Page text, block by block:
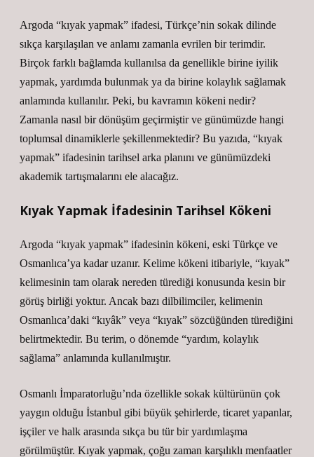
Argoda “kıyak yapmak” ifadesi, Türkçe’nin sokak dilinde
sıkça karşılaşılan ve anlamı zamanla evrilen bir terimdir.
Birçok farklı bağlamda kullanılsa da genellikle birine iyilik
yapmak, yardımda bulunmak ya da birine kolaylık sağlamak
anlamında kullanılır. Peki, bu kavramın kökeni nedir?
Zamanla nasıl bir dönüşüm geçirmiştir ve günümüzde hangi
toplumsal dinamiklerle şekillenmektedir? Bu yazıda, “kıyak
yapmak” ifadesinin tarihsel arka planını ve günümüzdeki
akademik tartışmalarını ele alacağız.
Kıyak Yapmak İfadesinin Tarihsel Kökeni
Argoda “kıyak yapmak” ifadesinin kökeni, eski Türkçe ve
Osmanlıca’ya kadar uzanır. Kelime kökeni itibariyle, “kıyak”
kelimesinin tam olarak nereden türediği konusunda kesin bir
görüş birliği yoktur. Ancak bazı dilbilimciler, kelimenin
Osmanlıca’daki “kıyâk” veya “kıyak” sözcüğünden türediğini
belirtmektedir. Bu terim, o dönemde “yardım, kolaylık
sağlama” anlamında kullanılmıştır.
Osmanlı İmparatorluğu’nda özellikle sokak kültürünün çok
yaygın olduğu İstanbul gibi büyük şehirlerde, ticaret yapanlar,
işçiler ve halk arasında sıkça bu tür bir yardımlaşma
görülmüştür. Kıyak yapmak, çoğu zaman karşılıklı menfaatler